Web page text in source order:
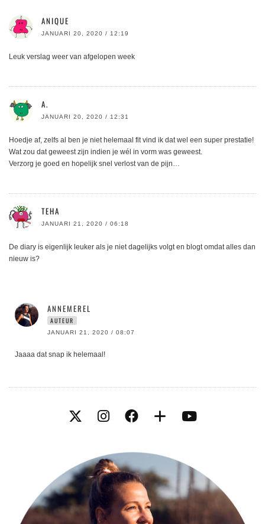
ANIQUE
JANUARI 20, 2020 / 12:19
Leuk verslag weer van afgelopen week
A.
JANUARI 20, 2020 / 12:31
Hoedje af, zelfs al ben je niet helemaal fit vind ik dat wel een super prestatie!
Wat zou dat geweest zijn indien je wél in vorm was geweest.
Verzorg je goed en hopelijk snel verlost van de pijn…
TEHA
JANUARI 21, 2020 / 06:18
De diary is eigenlijk leuker als je niet dagelijks volgt en blogt omdat alles dan
nieuw is?
ANNEMEREL
AUTEUR
JANUARI 21, 2020 / 08:07
Jaaaa dat snap ik helemaal!